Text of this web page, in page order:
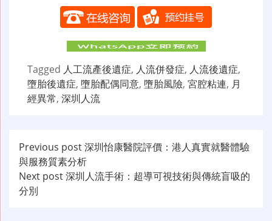
Tagged 人工流產後遺症, 人流併發症, 人流後遺症,
墮胎後遺症, 墮胎配偶同意, 墮胎風險, 宮腔粘連, 月
經異常, 深圳人流
文
章
导
Previous post深圳怡康醫院評價：港人真實就醫體驗
與服務質素分析
Next post深圳人流手術：超導可視技術與傳統盲吸的
分別